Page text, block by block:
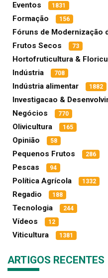
Eventos 1831
Formação 156
Fóruns de Modernização
Frutos Secos 73
Hortofruticultura &
Indústria 708
Indústria alimentar 1882
Investigacao &
Negócios 770
Olivicultura 165
Opinião 58
Pequenos Frutos 286
Pescas 94
Política Agrícola 1332
Regadio 188
Tecnologia 244
Vídeos 12
Viticultura 1381
ARTIGOS RECENTES